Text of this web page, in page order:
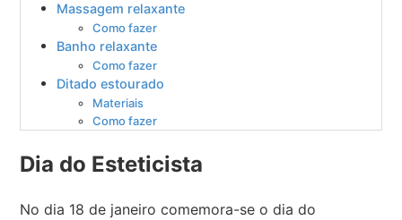
Massagem relaxante
Como fazer
Banho relaxante
Como fazer
Ditado estourado
Materiais
Como fazer
Dia do Esteticista
No dia 18 de janeiro comemora-se o dia do